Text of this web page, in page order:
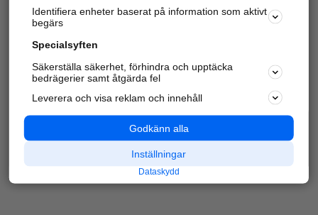
information om företag, privatpersoner och
platser.
Identifiera enheter baserat på information som aktivt
begärs
Specialsyften
Säkerställa säkerhet, förhindra och upptäcka
bedrägerier samt åtgärda fel
Leverera och visa reklam och innehåll
Godkänn alla
Inställningar
Dataskydd